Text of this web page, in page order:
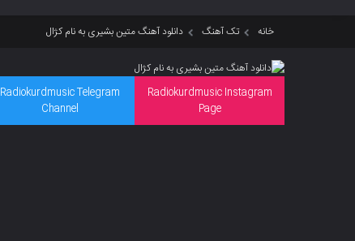
خانه تک آهنگ دانلود آهنگ متین بشیری به نام کژال
Radiokurdmusic Instagram
Page
Radiokurdmusic Telegram
Channel